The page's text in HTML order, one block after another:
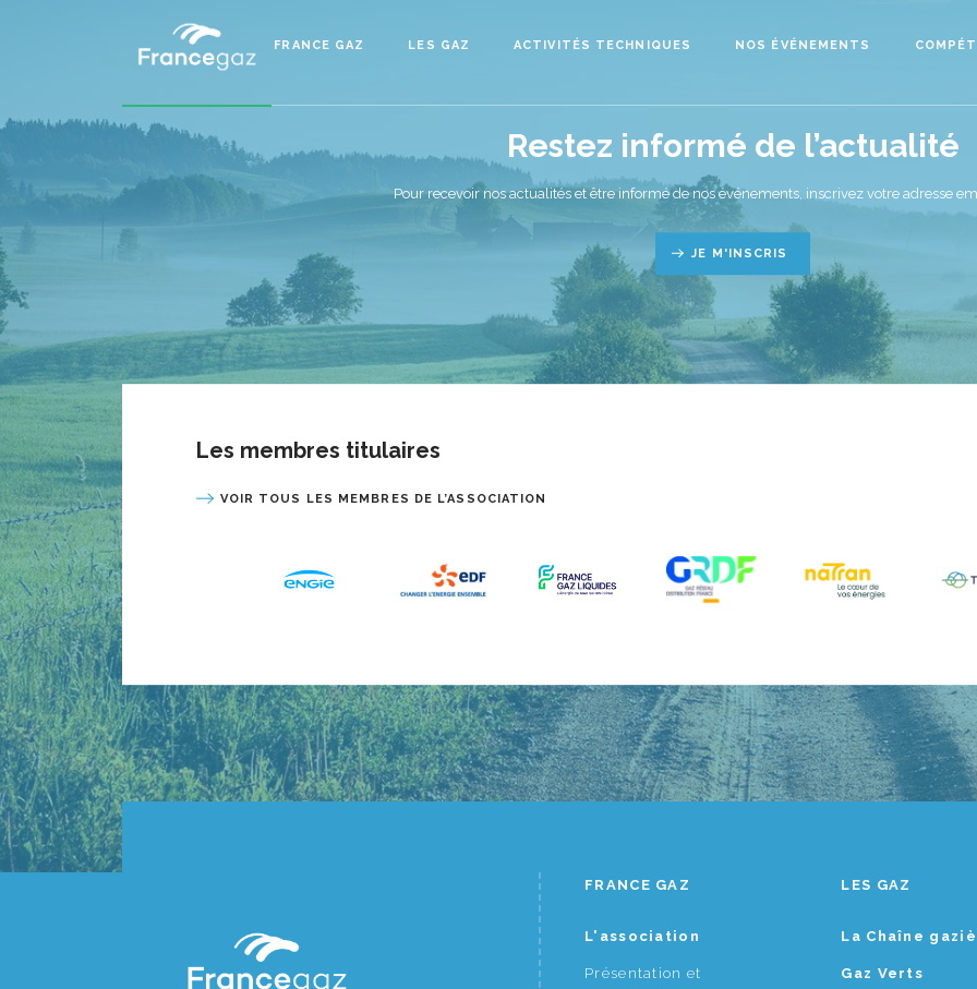
FRANCE GAZ LES GAZ ACTIVITÉS TECHNIQUES NOS ÉVÉNEMENTS
Restez informé de l’actualité
Pour recevoir nos actualités et être informé de nos événements, inscrivez votre adresse
JE M'INSCRIS
Les membres titulaires
VOIR TOUS LES MEMBRES DE L’ASSOCIATION
FRANCE GAZ
L'association
Présentation et
LES GAZ
La Chaîne
Gaz Verts